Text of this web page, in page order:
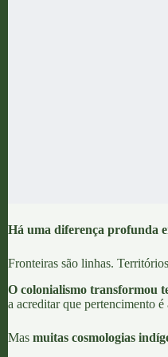
Há uma diferença profunda
Fronteiras são linhas.
O colonialismo transformou
a acreditar que pertencimento
Mas muitas cosmologias